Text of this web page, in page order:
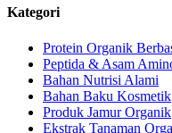
Kategori
Protein Organik
Peptida & Asam
Bahan Nutrisi Alami
Bahan Baku Kosmetik
Produk Jamur Organik
Ekstrak Tanaman